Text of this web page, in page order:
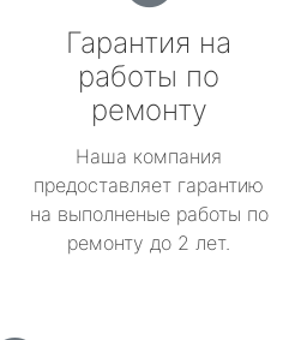
Гарантия на
работы по
ремонту
Наша компания
предоставляет гарантию
на выполненые работы по
ремонту до 2 лет.